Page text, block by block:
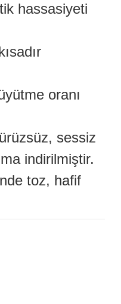
hassasiyeti
oranı
sessiz
indirilmiştir.
toz, hafif